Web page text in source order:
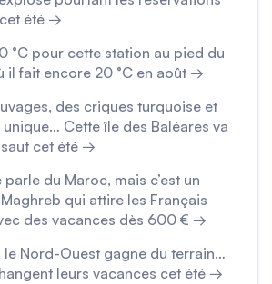
été →
°C pour cette station au pied du
il fait encore 20 °C en août →
des criques turquoise et
unique… Cette île des Baléares va
cet été →
du Maroc, mais c’est un
qui attire les Français
des vacances dès 600 € →
le Nord-Ouest gagne du terrain…
leurs vacances cet été →